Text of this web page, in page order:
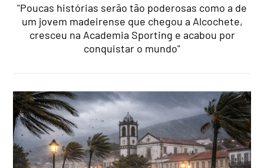
"Poucas histórias serão tão poderosas como a de
um jovem madeirense que chegou a Alcochete,
cresceu na Academia Sporting e acabou por
conquistar o mundo"